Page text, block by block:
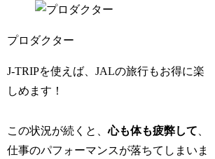
プロダクター
J-TRIPを使えば、JALの旅行もお得に楽
しめます！
この状況が続くと、心も体も疲弊して
仕事のパフォーマンスが落ちてしまいま